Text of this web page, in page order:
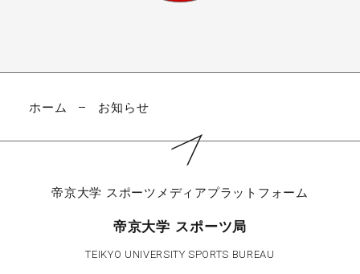
ホーム お知らせ
帝京大学 スポーツメディアプラットフォーム
帝京大学 スポーツ局
TEIKYO UNIVERSITY SPORTS BUREAU